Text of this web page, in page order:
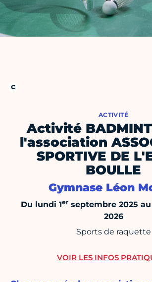
ACTIVITÉ
Activité
l'association
SPORTIVE DE
BOULLE
Gymnase Léon
Du lundi 1er septembre 2025
2026
Sports de raquette
VOIR LES INFOS